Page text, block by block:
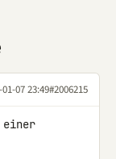
07 23:49#2006215
einer